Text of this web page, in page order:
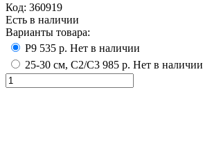
Код: 360919
Есть в наличии
Варианты товара:
Р9 535 р. Нет в наличии
25-30 см, С2/С3 985 р. Нет в наличии